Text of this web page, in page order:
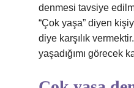
denmesi tavsiye
“Çok yaşa” diyen
diye karşılık
yaşadığımı görecek